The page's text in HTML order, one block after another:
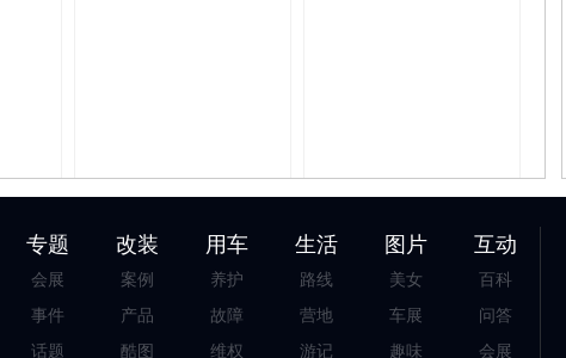
专题
会展
事件
话题
改装
案例
产品
酷图
用车
养护
故障
维权
生活
路线
营地
游记
图片
美女
车展
趣味
互动
百科
问答
会展